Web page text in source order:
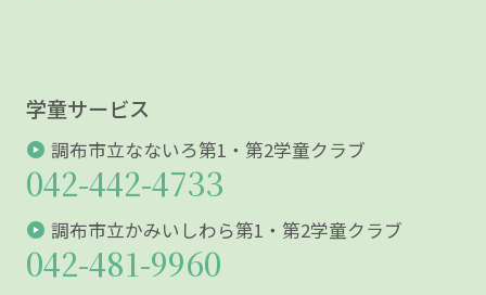
学童サービス
調布市立なないろ第1・第2学童クラブ
042-442-4733
調布市立かみいしわら第1・第2学童クラブ
042-481-9960